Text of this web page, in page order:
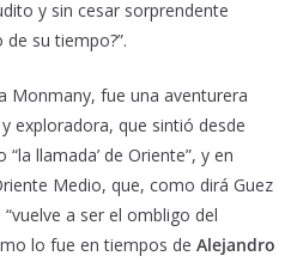
y sin cesar sorprendente
su tiempo?”.
Monmany, fue una aventurera
exploradora, que sintió desde
llamada’ de Oriente”, y en
Medio, que, como dirá Guez
a ser el ombligo del
lo fue en tiempos de Alejandro